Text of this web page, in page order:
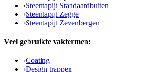
›Steentapijt Standaardbuiten
›Steentapijt Zegge
›Steentapijt Zevenbergen
Veel gebruikte vaktermen:
›Coating
›Design trappen